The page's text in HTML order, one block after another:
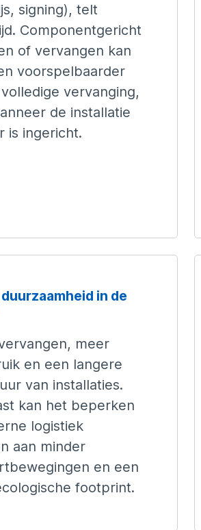
signing), telt
Componentgericht
of vervangen kan
voorspelbaarder
vervanging,
de installatie
is ingericht.
duurzaamheid in de
meer
en een langere
van installaties.
kan het beperken
logistiek
aan minder
en een
footprint.